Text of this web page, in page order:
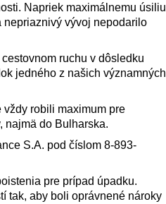
Napriek maximálnemu úsiliu
nepriaznivý vývoj nepodarilo
ruchu v dôsledku
jedného z našich významných
robili maximum pre
najmä do Bulharska.
S.A. pod číslom 8-893-
pre prípad úpadku.
tak, aby boli oprávnené nároky